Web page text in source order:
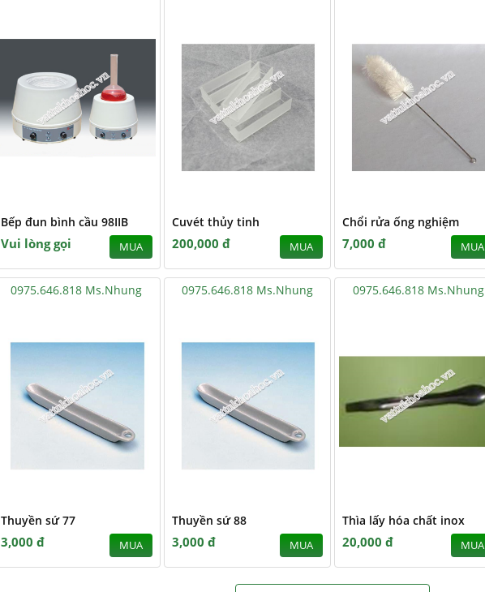
Bếp đun bình cầu 98IIB
Vui lòng gọi MUA
Cuvét thủy tinh
200,000 đ MUA
Chổi rửa ống nghiệm
7,000 đ MUA
0975.646.818 Ms.Nhung
Thuyền sứ 77
3,000 đ MUA
0975.646.818 Ms.Nhung
Thuyền sứ 88
3,000 đ MUA
0975.646.818 Ms.Nhung
Thìa lấy hóa chất inox
20,000 đ MUA